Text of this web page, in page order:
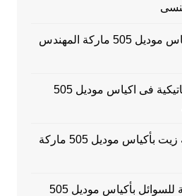
ماكينات اللوليتا فى اكياس موديل 505 ماركة المهندس
ماكينات السوائل الاتوماتيكية فى اكياس موديل 505
ماكينات التغليف وتعبئة زيت بأكياس موديل 505 ماركة
ماكينات التغليف و تعبئة للسوائل بأكياس موديل 505